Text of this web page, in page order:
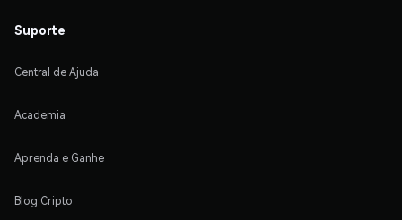
Suporte
Central de Ajuda
Academia
Aprenda e Ganhe
Blog Cripto